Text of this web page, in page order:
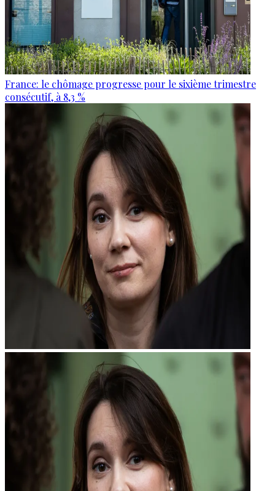
France: le chômage progresse pour le sixième trimestre
consécutif, à 8,3 %